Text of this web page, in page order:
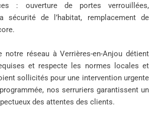
: ouverture de portes verrouillées,
sécurité de l’habitat, remplacement de
notre réseau à Verrières-en-Anjou détient
et respecte les normes locales et
sollicités pour une intervention urgente
nos serruriers garantissent un
des attentes des clients.